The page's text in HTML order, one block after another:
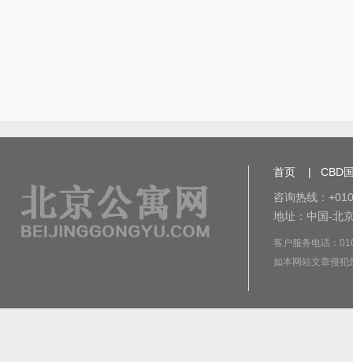
首页 |
CBD
咨询热线：
地址：中国-北
客户服务电话：
如本网站文章侵犯